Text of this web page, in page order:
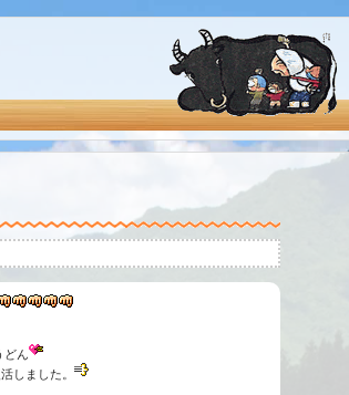
どん
しました。